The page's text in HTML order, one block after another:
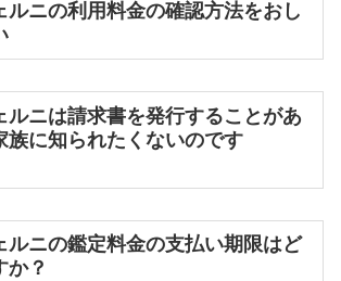
ルニの利用料金の確認方法をおし
ルニは請求書を発行することがあ
族に知られたくないのです
ルニの鑑定料金の支払い期限はど
か？